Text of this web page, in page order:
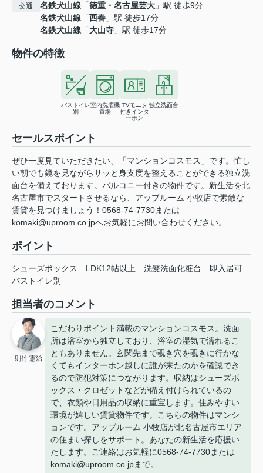
交通 名鉄犬山線 「徳重・名古屋芸大 」駅 徒歩9分
名鉄犬山線 「西春 」駅 徒歩17分
名鉄犬山線 「大山寺 」駅 徒歩17分
物件の特徴
バストイレ
別
室内洗濯機
置場
TVモニタ
付きインタ
ーホン
独立洗面台
セールスポイント
ぜひ一度見ていただきたい、「マンションコスモス」です。忙し
い朝でも鏡を見ながらサッと身支度を整えることができる独立洗
面台を備えております。バルコニー付きの物件です。新生活を北
名古屋市でスタートさせるなら、アップルーム 小牧店で素敵な
賃貸を見つけましょう！0568-74-7730または
komaki@uproom.co.jpへお気軽にお問い合わせください。
ポイント
シューズボックス LDK12帖以上 洗髪洗面化粧台
即入居可
バストイレ別
担当者のコメント
則竹 憲治
こだわりポイント満載のマンションコスモス。洗面
所は浴室から独立しており、浴室の湿気で濡れるこ
ともありません。玄関先まで覗き穴を覗きに行かな
くてもインターホン越しに誰が来たのかを確認でき
るので防犯対策につながります。収納はシューズボ
ックス・クロゼットなどが備え付けられているの
で、衣類や日用品の収納に重宝します。住みやすい
環境が嬉しい賃貸物件です。こちらの物件はマンシ
ョンです。アップルーム 小牧店が北名古屋市エリア
の住まい探しをサポート。あなたの新生活を応援い
たします。ご連絡はお気軽に0568-74-7730または
komaki@uproom.co.jpまで。